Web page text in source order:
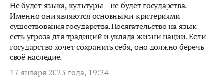
Не будет языка, культуры – не будет государства.
Именно они являются основными критериями
существования государства. Посягательство на язык -
есть угроза для традиций и уклада жизни нации. Если
государство хочет сохранить себя, оно должно беречь
своё наследие.
17 января 2023 года, 19:24